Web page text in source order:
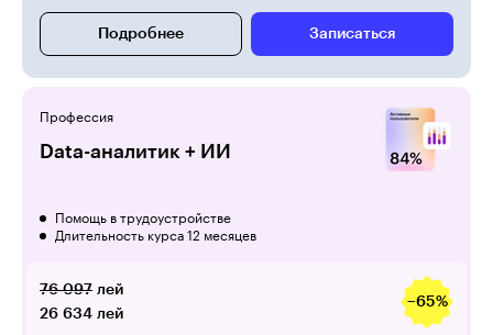
Подробнее Записаться
Профессия
Data-аналитик + ИИ
Помощь в трудоустройстве
Длительность курса 12 месяцев
76 097 лей
26 634 лей
−65%